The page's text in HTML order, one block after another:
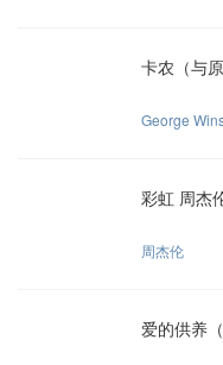
卡农（与
George
彩虹 周杰
周杰伦
爱的供养